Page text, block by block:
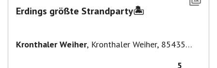
Erdings größte Strandparty🏝️
Kronthaler Weiher, Kronthaler Weiher, 85435
5